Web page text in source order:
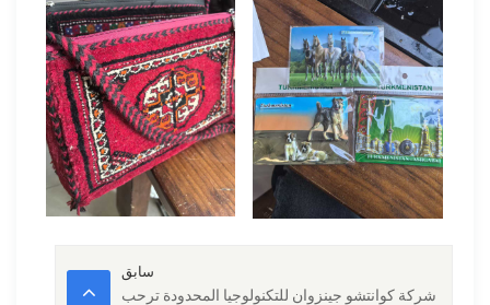
سابق
شركة كوانتشو جينزوان للتكنولوجيا المحدودة ترحب